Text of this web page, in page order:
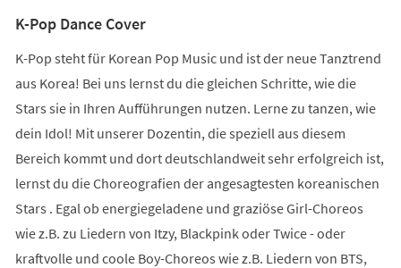
K-Pop Dance Cover
K-Pop steht für Korean Pop Music und ist der neue Tanztrend
aus Korea! Bei uns lernst du die gleichen Schritte, wie die
Stars sie in Ihren Aufführungen nutzen. Lerne zu tanzen, wie
dein Idol! Mit unserer Dozentin, die speziell aus diesem
Bereich kommt und dort deutschlandweit sehr erfolgreich ist,
lernst du die Choreografien der angesagtesten koreanischen
Stars . Egal ob energiegeladene und graziöse Girl-Choreos
wie z.B. zu Liedern von Itzy, Blackpink oder Twice - oder
kraftvolle und coole Boy-Choreos wie z.B. Liedern von BTS,